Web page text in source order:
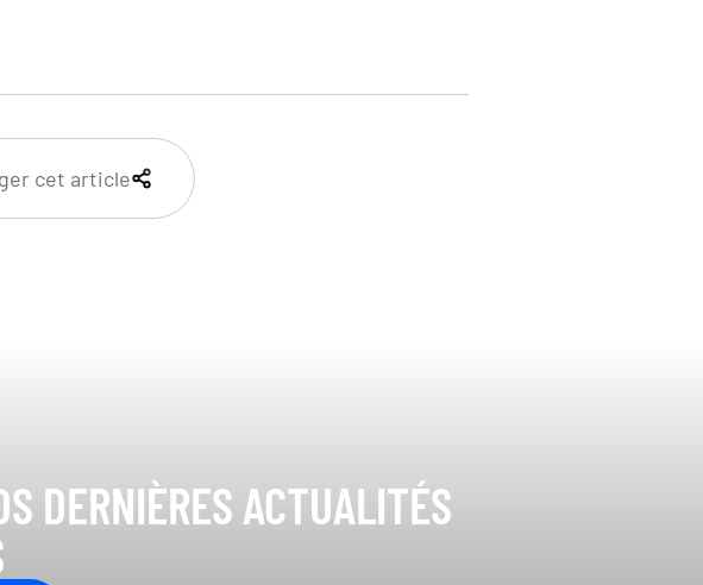
cet article
DERNIÈRES ACTUALITÉS